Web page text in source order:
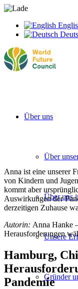
Über uns
Über
Über uns
Unsere
Gründer
Anna ist eine unserer
von Kindern und
kommt aber
Auswirkungen der
derzeitigen Zuhause
Autorin: Anna Hanke
Herausforderungen
Hamburg,
Pandemie